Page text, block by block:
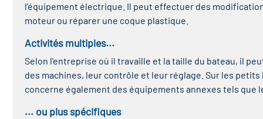
l'équipement électrique. Il peut effectuer des
moteur ou réparer une coque plastique.
Activités multiples...
Selon l'entreprise où il travaille et la taille du bateau, il
des machines, leur contrôle et leur réglage. Sur les
concerne également des équipements annexes tels
... ou plus spécifiques